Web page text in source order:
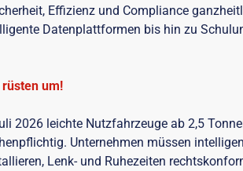
Effizienz und Compliance
Datenplattformen bis hin zu
um!
2026 leichte Nutzfahrzeuge ab 2,5
Unternehmen müssen
Lenk- und Ruhezeiten